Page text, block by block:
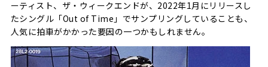
ーティスト、ザ・ウィークエンドが、2022年1月にリリースし
たシングル「Out of Time」でサンプリングしていることも、
人気に拍車がかかった要因の一つかもしれません。